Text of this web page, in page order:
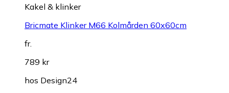
Kakel & klinker
Bricmate Klinker M66 Kolmården 60x60cm
fr.
789 kr
hos Design24